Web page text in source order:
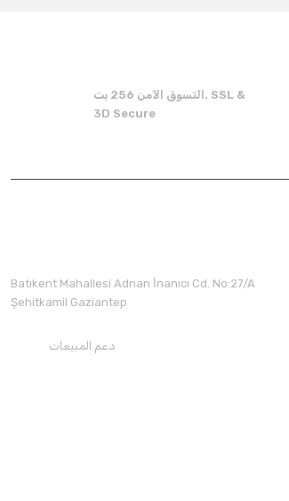
There should be other alternatives to this
التسوق الآمن 256 بت. SSL &
3D Secure
Batıkent Mahallesi Adnan İnanıcı Cd. No:27/A
Şehitkamil Gaziantep
دعم المبيعات